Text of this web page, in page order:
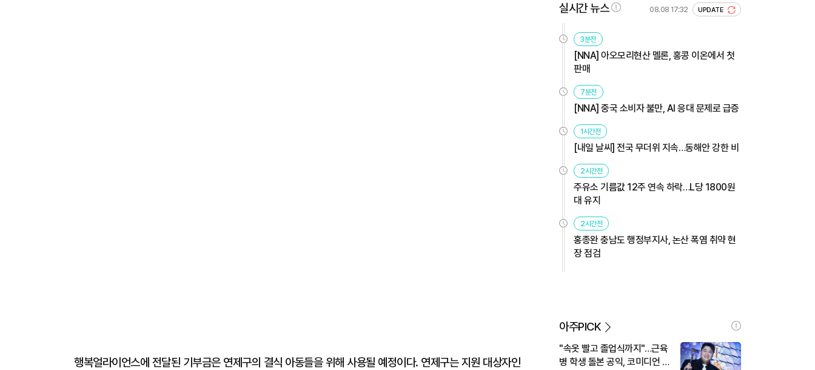
행복얼라이언스에 전달된 기부금은 연제구의 결식 아동들을 위해 사용될 예정이다. 연제구는 지원 대상자인
실시간 뉴스 08.08 17:32 UPDATE
3분전
[NNA] 아오모리현산 멜론, 홍콩 이온에서 첫
판매
7분전
[NNA] 중국 소비자 불만, AI 응대 문제로 급증
1시간전
[내일 날씨] 전국 무더위 지속…동해안 강한 비
2시간전
주유소 기름값 12주 연속 하락…L당 1800원
대 유지
2시간전
홍종완 충남도 행정부지사, 논산 폭염 취약 현
장 점검
아주PICK
"속옷 빨고 졸업식까지"…근육
병 학생 돌본 공익, 코미디언 김